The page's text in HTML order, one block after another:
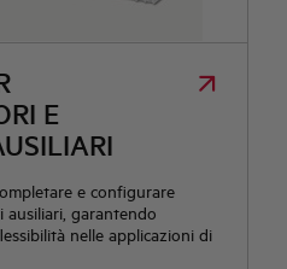
E
e configurare
garantendo
nelle applicazioni di